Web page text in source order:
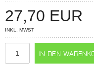
27,70 EUR
INKL. MWST